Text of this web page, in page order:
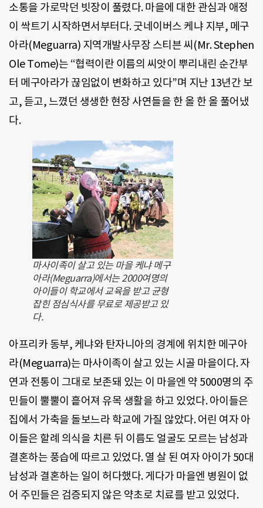
소통을 가로막던 빗장이 풀렸다. 마을에 대한 관심과 애정
이 싹트기 시작하면서부터다. 굿네이버스 케냐 지부, 메구
아라(Meguarra) 지역개발사무장 스티븐 씨(Mr. Stephen
Ole Tome)는 “협력이란 이름의 씨앗이 뿌리내린 순간부
터 메구아라가 끊임없이 변화하고 있다”며 지난 13년간 보
고, 듣고, 느꼈던 생생한 현장 사연들을 한 올 한 올 풀어냈
다.
마사이족이 살고 있는 마을 케냐 메구
아라(Meguarra)에서는 2000여명의
아이들이 학교에서 교육을 받고 균형
잡힌 점심식사를 무료로 제공받고 있
다.
아프리카 동부, 케냐와 탄자니아의 경계에 위치한 메구아
라(Meguarra)는 마사이족이 살고 있는 시골 마을이다. 자
연과 전통이 그대로 보존돼 있는 이 마을엔 약 5000명의 주
민들이 뿔뿔이 흩어져 유목 생활을 하고 있었다. 아이들은
집에서 가축을 돌보느라 학교에 가질 않았다. 어린 여자 아
이들은 할례 의식을 치른 뒤 이름도 얼굴도 모르는 남성과
결혼하는 풍습에 따르고 있었다. 열 살 된 여자 아이가 50대
남성과 결혼하는 일이 허다했다. 게다가 마을엔 병원이 없
어 주민들은 검증되지 않은 약초로 치료를 받고 있었다.